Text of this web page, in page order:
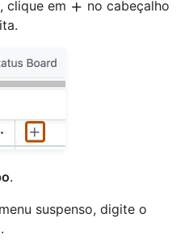
clique em
no cabeçalho
.
suspenso, digite o